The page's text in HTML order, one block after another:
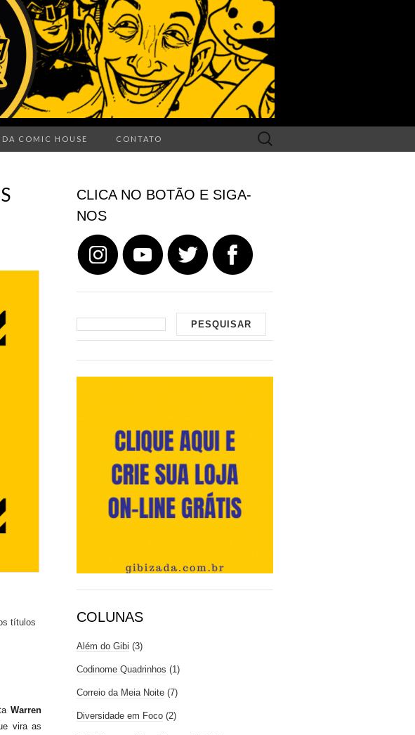
COMIC HOUSE CONTATO
Search
for:
títulos
Warren
vira as
CLICA NO BOTÃO E SIGA-
NOS
COLUNAS
Além do Gibi (3)
Codinome Quadrinhos (1)
Correio da Meia Noite (7)
Diversidade em Foco (2)